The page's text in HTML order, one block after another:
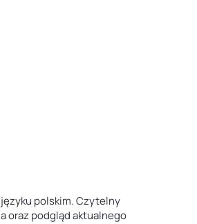
polskim. Czytelny
oraz podgląd aktualnego